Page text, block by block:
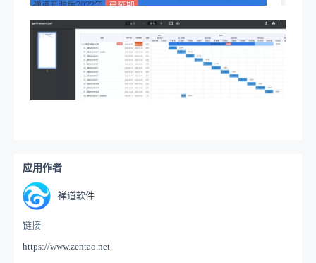
应用作者
禅道软件
链接
https://www.zentao.net